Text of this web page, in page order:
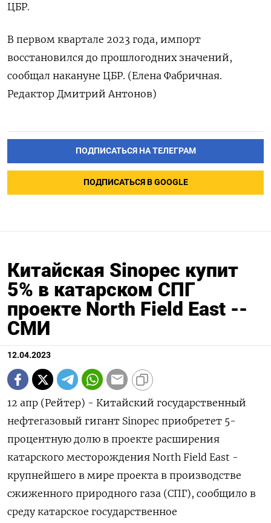
ЦБР.
В первом квартале 2023 года, импорт
восстановился до прошлогодних значений,
сообщал накануне ЦБР. (Елена Фабричная.
Редактор Дмитрий Антонов)
ПОДПИСАТЬСЯ НА ТЕЛЕГРАМ
ПОДПИСАТЬСЯ В GOOGLE
Китайская Sinopec купит
5% в катарском СПГ
проекте North Field East --
СМИ
12.04.2023
12 апр (Рейтер) - Китайский государственный
нефтегазовый гигант Sinopec приобретет 5-
процентную долю в проекте расширения
катарского месторождения North Field East -
крупнейшего в мире проекта в производстве
сжиженного природного газа (СПГ), сообщило в
среду катарское государственное